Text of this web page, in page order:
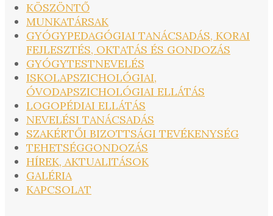
KÖSZÖNTŐ
MUNKATÁRSAK
GYÓGYPEDAGÓGIAI TANÁCSADÁS, KORAI
FEJLESZTÉS, OKTATÁS ÉS GONDOZÁS
GYÓGYTESTNEVELÉS
ISKOLAPSZICHOLÓGIAI,
ÓVODAPSZICHOLÓGIAI ELLÁTÁS
LOGOPÉDIAI ELLÁTÁS
NEVELÉSI TANÁCSADÁS
SZAKÉRTŐI BIZOTTSÁGI TEVÉKENYSÉG
TEHETSÉGGONDOZÁS
HÍREK, AKTUALITÁSOK
GALÉRIA
KAPCSOLAT